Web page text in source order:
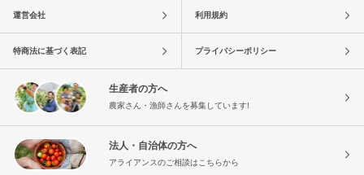
運営会社 利用規約
特商法に基づく表記 プライバシーポリシー
生産者の方へ
農家さん・漁師さんを募集しています!
法人・自治体の方へ
アライアンスのご相談はこちらから